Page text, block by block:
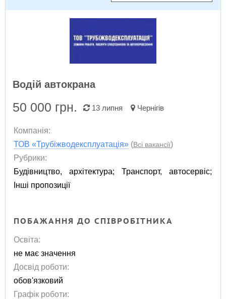
Водій автокрана
50 000 грн. 13 липня Чернігів
Компанія:
ТОВ «Трубіжводексплуатація» (Всі вакансії)
Рубрики:
Будівництво, архітектура;Транспорт, автосервіс;
Інші пропозиції
ПОБАЖАННЯ ДО СПІВРОБІТНИКА
Освіта:
не має значення
Досвід роботи:
обов'язковий
Графік роботи: